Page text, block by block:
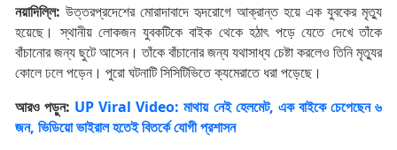
নয়াদিল্লি: উত্তরপ্রদেশের মোরাদাবাদে হৃদরোগে আক্রান্ত হয়ে এক যুবকের মৃত্যু
হয়েছে। স্থানীয় লোকজন যুবকটিকে বাইক থেকে হঠাৎ পড়ে যেতে দেখে তাঁকে
বাঁচানোর জন্য ছুটে আসেন। তাঁকে বাঁচানোর জন্য যথাসাধ্য চেষ্টা করলেও তিনি মৃত্যুর
কোলে ঢলে পড়েন। পুরো ঘটনাটি সিসিটিভিতে ক্যমেরাতে ধরা পড়েছে।
আরও পড়ুন: UP Viral Video: মাথায় নেই হেলমেট, এক বাইকে চেপেছেন ৬
জন, ভিডিয়ো ভাইরাল হতেই বিতর্কে যোগী প্রশাসন